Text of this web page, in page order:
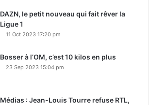
DAZN, le petit nouveau qui fait rêver la
Ligue 1
11 Oct 2023 17:20 pm
Bosser à l’OM, c’est 10 kilos en plus
23 Sep 2023 15:04 pm
Médias : Jean-Louis Tourre refuse RTL,